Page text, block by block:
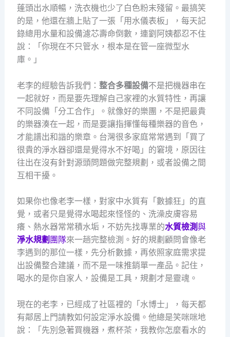
蓬頭出水順暢，洗衣機也少了白色粉末殘留。最搞笑
的是，他還在牆上貼了一張「用水儀表板」，每天記
錄總用水量和設備濾芯壽命倒數，連劉阿姨都忍不住
說：「你現在不只管水，根本是在管一座微型水
庫。」
老李的經驗告訴我們： 整合多種設備不是把機器串在
一起就好，而是要先理解自己家裡的水質特性，再讓
不同設備「分工合作」。就像好的樂團，不是把最貴
的樂器湊在一起，而是要讓指揮懂每種樂器的音色，
才能譜出和諧的樂章。台灣很多家庭常常遇到「買了
很貴的淨水器卻還是覺得水不好喝」的窘境，原因往
往出在沒有針對源頭問題做完整規劃，或者設備之間
互相干擾。
如果你也像老李一樣，對家中水質有「數據狂」的直
覺，或者只是覺得水喝起來怪怪的、洗澡皮膚容易
癢、熱水器常常積水垢，不妨先找專業的水質檢測與
淨水規劃 團隊來一趟完整檢測。好的規劃顧問會像老
李遇到的那位一樣，先分析數據，再依照家庭需求提
出設備整合建議，而不是一味推銷單一產品。記住，
喝水的是你自家人，設備是工具，規劃才是靈魂。
現在的老李，已經成了社區裡的「水博士」，每天都
有鄰居上門請教如何設定淨水設備。他總是笑咪咪地
說：「先別急著買機器，煮杯茶，我教你怎麼看水的